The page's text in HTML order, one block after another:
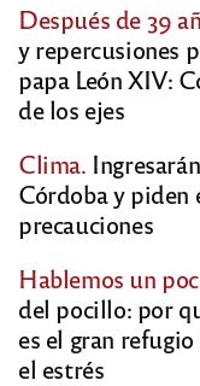
Después de 39
y repercusiones
papa León XIV:
de los ejes
Clima.
Córdoba y piden
precauciones
Hablemos un
del pocillo: por
es el gran
el estrés